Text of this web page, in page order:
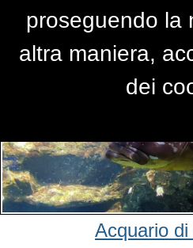
PRIMO
Acquario
proseguendo la
altra maniera,
dei